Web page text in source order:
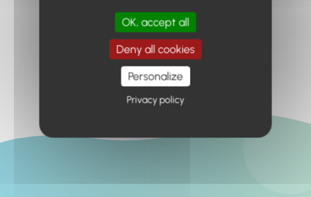
Retour à l'accueil
OK, accept all
Deny all cookies
Personalize
Privacy policy